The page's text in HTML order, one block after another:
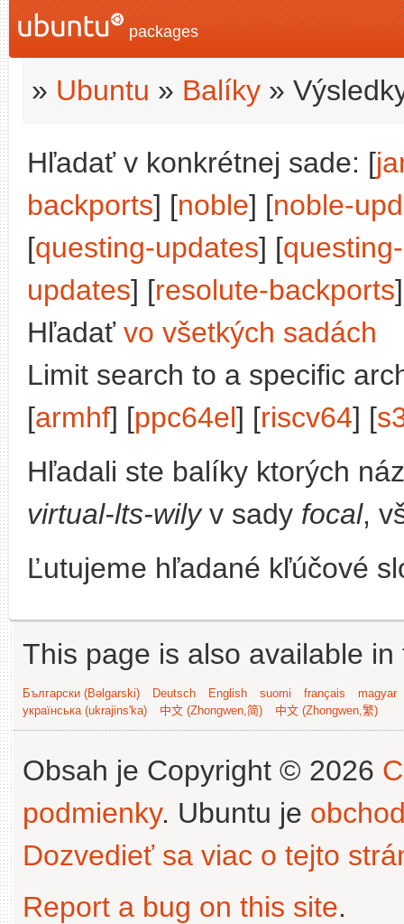
packages
» Ubuntu » Balíky »
Hľadať v konkrétnej sade: [
backports] [noble] [noble-
[questing-updates] [
updates] [resolute-backports
Hľadať vo všetkých sadách
Limit search to a specific
[armhf] [ppc64el] [riscv64] [
Hľadali ste balíky ktorých
virtual-lts-wilyv sady focal,
Ľutujeme hľadané kľúčové
This page is also available
Български (Bəlgarski) Deutsch English suomi français
magyar
українська (ukrajins'ka)
中文 (Zhongwen,简) 中文 (Zhongwen,繁)
Obsah je Copyright © 2026
podmienky. Ubuntu je
Dozvedieť sa viac o tejto
Report a bug on this site.